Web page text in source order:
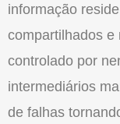
informação
compartilhados e
controlado por
intermediários
de falhas